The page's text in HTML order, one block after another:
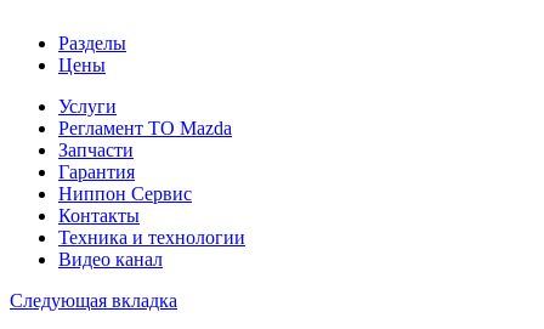
Разделы
Цены
Услуги
Регламент ТО Mazda
Запчасти
Гарантия
Ниппон Сервис
Контакты
Техника и технологии
Видео канал
Следующая вкладка